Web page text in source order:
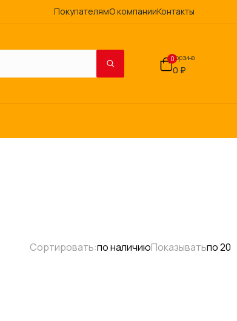
ПокупателямО компанииКонтакты
0Корзина
0 ₽
Сортировать:по наличиюПоказыватьпо 20